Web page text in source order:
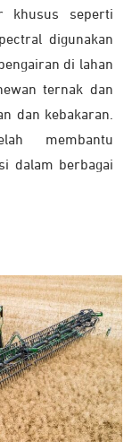
khusus seperti
digunakan
di lahan
ternak dan
dan kebakaran.
membantu
dalam berbagai